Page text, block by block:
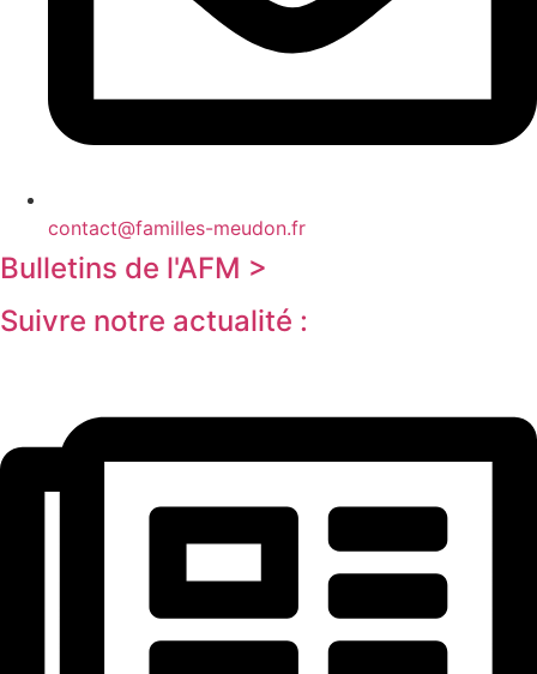
contact@familles-meudon.fr
Bulletins de l'AFM >
Suivre notre actualité :